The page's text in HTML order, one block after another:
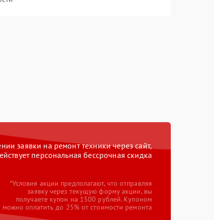
заявки на ремонт техники через сайт,
персональная бессрочная скидка
*Условия акции предполагают, что отправляя
заявку через текущую форму акции, вы
получаете купон на 1500 рублей. Купоном
можно оплатить до 25% от стоимости ремонта